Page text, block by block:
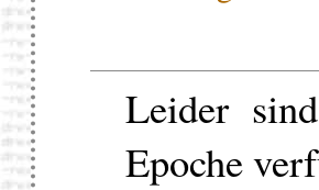
Leider
Epoche